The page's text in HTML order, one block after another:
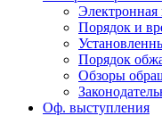
Электронная
Порядок и
Порядок
Обзоры
Оф. выступления